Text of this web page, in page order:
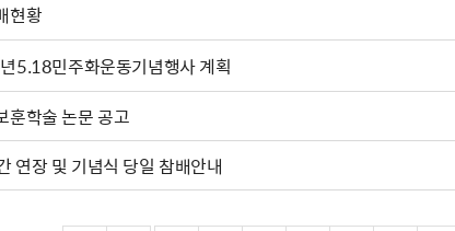
현황
5.18민주화운동기념행사 계획
훈학술 논문 공고
연장 및 기념식 당일 참배안내